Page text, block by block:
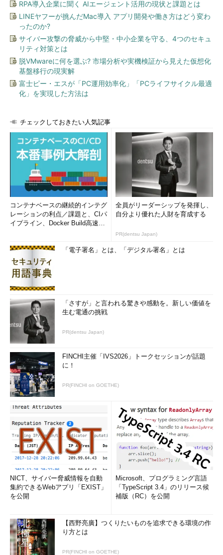
RPA導入企業に聞く AIエージェント活用の現状と課題とは
LINEヤフーが挑んだMac導入 アプリ開発や働き方はどう変わ
ったのか?
サイバー攻撃の脅威から中堅・中小企業を守る、4つのセキュ
リティ対策とは
脱VMwareに何を選ぶ? 市場分析や実機検証から見えた仮想化
基盤移行の現実解
富士ピー・エスが「PC運用効率化」「PCライフサイクル最適
化」を実現した方法は
チェックしておきたい人気記事
コンテナベースの継続的インテグ
レーションの利点／課題と、CIパ
イプライン、Docker Build高速化
全員がリーダーシップを発揮し、
自分より優れた人財を育成する
PR(dentsu Japan)
「電子署名」とは、「デジタル署名」とは
「さすが」と言われる驚きや感動を。新しい価値を
生む電通の挑戦
PR(dentsu Japan)
FINCHI主催「IVS2026」トークセッションが話題
に！
PR(FINCHI on GOETHE)
NICT、サイバー脅威情報を自動
集約できるWebアプリ「EXIST」
を公開
Microsoft、プログラミング言語
「TypeScript 3.4」のリリース候
補版（RC）を公開
【西野亮廣】つくりたいものを追求できる環境の作
り方とは
PR(FINCHI on GOETHE)